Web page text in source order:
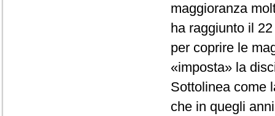
maggioranza
ha raggiunto il
per coprire le
«imposta» la
Sottolinea come
che in quegli